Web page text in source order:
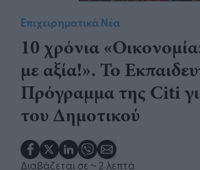
Επιχειρηματικά Νέα
10 χρόνια
με αξία!». Το
Πρόγραμμα της Citi
του Δημοτικού
Διαβάζεται σε ~ 2 λεπτά